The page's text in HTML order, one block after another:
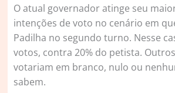
O atual governador atinge seu
intenções de voto no cenário em
Padilha no segundo turno. Nesse
votos, contra 20% do petista.
votariam em branco, nulo ou
sabem.